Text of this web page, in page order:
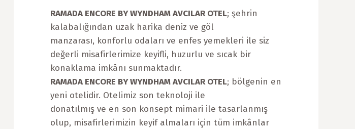
RAMADA ENCORE BY WYNDHAM AVCILAR OTEL; şehrin
kalabalığından uzak harika deniz ve göl
manzarası, konforlu odaları ve enfes yemekleri ile siz
değerli misafirlerimize keyifli, huzurlu ve sıcak bir
konaklama imkânı sunmaktadır.
RAMADA ENCORE BY WYNDHAM AVCILAR OTEL; bölgenin en
yeni otelidir. Otelimiz son teknoloji ile
donatılmış ve en son konsept mimari ile tasarlanmış
olup, misafirlerimizin keyif almaları için tüm imkânlar